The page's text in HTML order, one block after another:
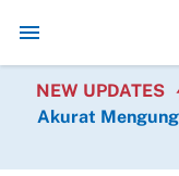
Asintel
NEW UPDATES
Akurat